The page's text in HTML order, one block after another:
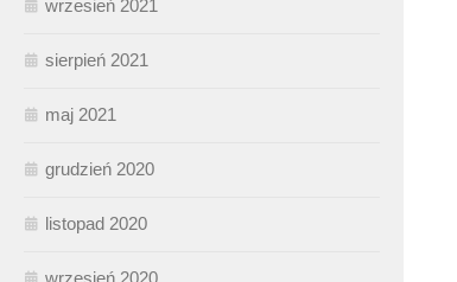
wrzesień 2021
sierpień 2021
maj 2021
grudzień 2020
listopad 2020
wrzesień 2020